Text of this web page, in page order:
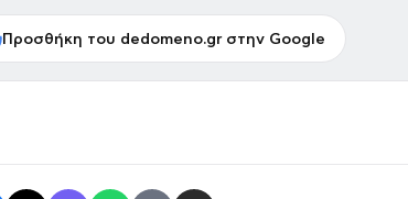
Προσθήκη του dedomeno.gr στην Google